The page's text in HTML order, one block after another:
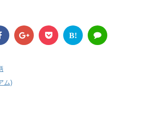
B!
ム)